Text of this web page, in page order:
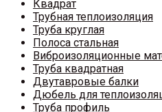
Квадрат
Трубная теплоизоляция
Труба круглая
Полоса стальная
Виброизоляционные
Труба квадратная
Двутавровые балки
Дюбель для
Труба профиль